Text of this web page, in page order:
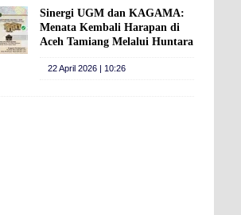
Sinergi UGM dan KAGAMA:
Menata Kembali Harapan di
Aceh Tamiang Melalui Huntara
22 April 2026 | 10:26